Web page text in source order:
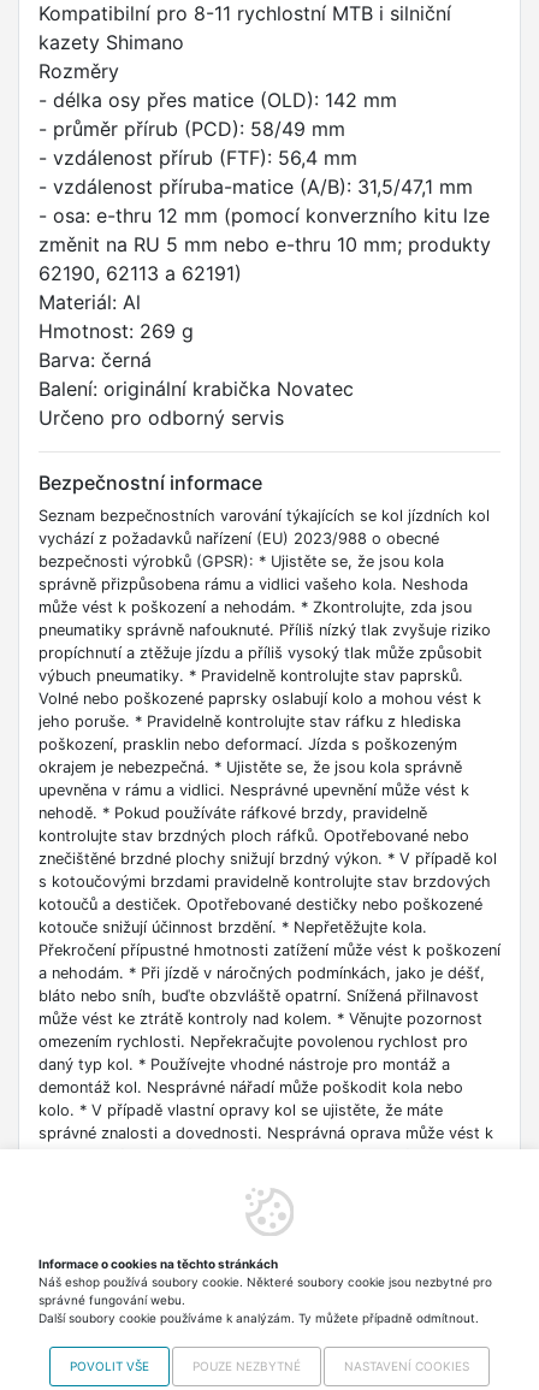
Kompatibilní pro 8-11 rychlostní MTB i silniční
kazety Shimano
Rozměry
- délka osy přes matice (OLD): 142 mm
- průměr přírub (PCD): 58/49 mm
- vzdálenost přírub (FTF): 56,4 mm
- vzdálenost příruba-matice (A/B): 31,5/47,1 mm
- osa: e-thru 12 mm (pomocí konverzního kitu lze
změnit na RU 5 mm nebo e-thru 10 mm; produkty
62190, 62113 a 62191)
Materiál: Al
Hmotnost: 269 g
Barva: černá
Balení: originální krabička Novatec
Určeno pro odborný servis
Bezpečnostní informace
Seznam bezpečnostních varování týkajících se kol jízdních kol
vychází z požadavků nařízení (EU) 2023/988 o obecné
bezpečnosti výrobků (GPSR): * Ujistěte se, že jsou kola
správně přizpůsobena rámu a vidlici vašeho kola. Neshoda
může vést k poškození a nehodám. * Zkontrolujte, zda jsou
pneumatiky správně nafouknuté. Příliš nízký tlak zvyšuje riziko
propíchnutí a ztěžuje jízdu a příliš vysoký tlak může způsobit
výbuch pneumatiky. * Pravidelně kontrolujte stav paprsků.
Volné nebo poškozené paprsky oslabují kolo a mohou vést k
jeho poruše. * Pravidelně kontrolujte stav ráfku z hlediska
poškození, prasklin nebo deformací. Jízda s poškozeným
okrajem je nebezpečná. * Ujistěte se, že jsou kola správně
upevněna v rámu a vidlici. Nesprávné upevnění může vést k
nehodě. * Pokud používáte ráfkové brzdy, pravidelně
kontrolujte stav brzdných ploch ráfků. Opotřebované nebo
znečištěné brzdné plochy snižují brzdný výkon. * V případě kol
s kotoučovými brzdami pravidelně kontrolujte stav brzdových
kotoučů a destiček. Opotřebované destičky nebo poškozené
kotouče snižují účinnost brzdění. * Nepřetěžujte kola.
Překročení přípustné hmotnosti zatížení může vést k poškození
a nehodám. * Při jízdě v náročných podmínkách, jako je déšť,
bláto nebo sníh, buďte obzvláště opatrní. Snížená přilnavost
může vést ke ztrátě kontroly nad kolem. * Věnujte pozornost
omezením rychlosti. Nepřekračujte povolenou rychlost pro
daný typ kol. * Používejte vhodné nástroje pro montáž a
demontáž kol. Nesprávné nářadí může poškodit kola nebo
kolo. * V případě vlastní opravy kol se ujistěte, že máte
správné znalosti a dovednosti. Nesprávná oprava může vést k
správně. * Kolečka vždy používejte podle jejich zamýšleného
účelu. Nepoužívejte kola určená pro silniční jízdu v náročném
Pravidelně servisujte kola. Přehledy v servisu jízdních kol
pomohou udržet kola v dobrém technickém stavu a zajistí
bezpečnost jízdy.
Copyright © 2012-2026 VISO TRADE s.r.o.,
Informace o cookies na těchto stránkách
Náš eshop používá soubory cookie. Některé soubory cookie jsou nezbytné pro
správné fungování webu.
Další soubory cookie používáme k analýzám. Ty můžete případně odmítnout.
POVOLIT VŠE POUZE NEZBYTNÉ NASTAVENÍ COOKIES